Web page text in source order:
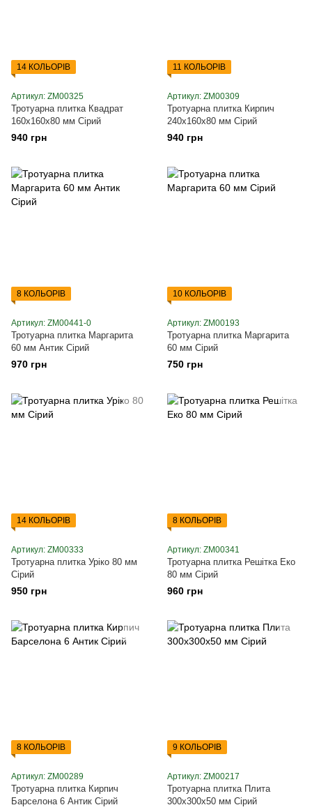
14 КОЛЬОРІВ
Артикул: ZM00325
Тротуарна плитка Квадрат
160х160х80 мм Сірий
940 грн
11 КОЛЬОРІВ
Артикул: ZM00309
Тротуарна плитка Кирпич
240х160х80 мм Сірий
940 грн
8 КОЛЬОРІВ
Артикул: ZM00441-0
Тротуарна плитка Маргарита
60 мм Антик Сірий
970 грн
10 КОЛЬОРІВ
Артикул: ZM00193
Тротуарна плитка Маргарита
60 мм Сірий
750 грн
14 КОЛЬОРІВ
Артикул: ZM00333
Тротуарна плитка Уріко 80 мм
Сірий
950 грн
8 КОЛЬОРІВ
Артикул: ZM00341
Тротуарна плитка Решітка Еко
80 мм Сірий
960 грн
8 КОЛЬОРІВ
Артикул: ZM00289
Тротуарна плитка Кирпич
Барселона 6 Антик Сірий
9 КОЛЬОРІВ
Артикул: ZM00217
Тротуарна плитка Плита
300х300х50 мм Сірий